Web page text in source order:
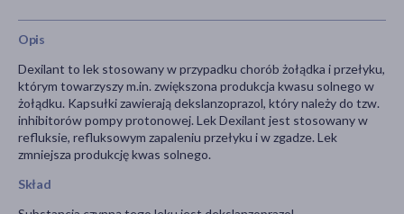
Opis
Dexilant to lek stosowany w przypadku chorób żołądka i przełyku,
którym towarzyszy m.in. zwiększona produkcja kwasu solnego w
żołądku. Kapsułki zawierają dekslanzoprazol, który należy do tzw.
inhibitorów pompy protonowej. Lek Dexilant jest stosowany w
refluksie, refluksowym zapaleniu przełyku i w zgadze. Lek
zmniejsza produkcję kwas solnego.
Skład